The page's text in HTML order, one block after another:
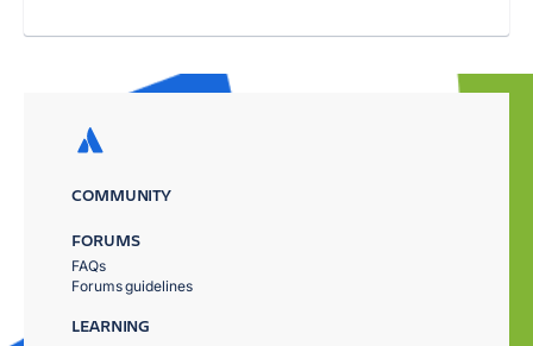
COMMUNITY
FORUMS
FAQs
Forums guidelines
LEARNING